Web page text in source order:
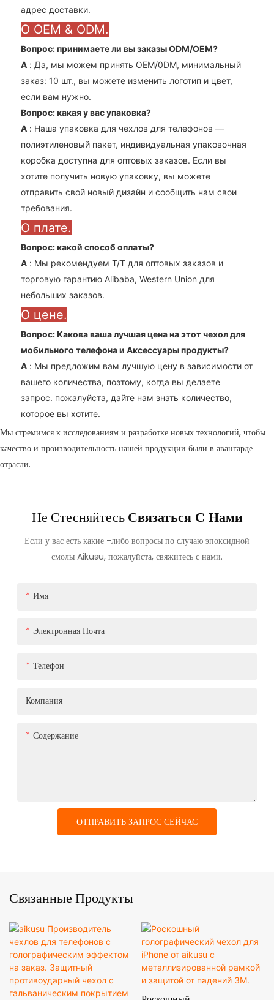
адрес доставки.
О OEM & ODM.
Вопрос: принимаете ли вы заказы ODM/OEM?
A : Да, мы можем принять OEM/0DM, минимальный
заказ: 10 шт., вы можете изменить логотип и цвет,
если вам нужно.
Вопрос: какая у вас упаковка?
A : Наша упаковка для чехлов для телефонов —
полиэтиленовый пакет, индивидуальная упаковочная
коробка доступна для оптовых заказов. Если вы
хотите получить новую упаковку, вы можете
отправить свой новый дизайн и сообщить нам свои
требования.
О плате.
Вопрос: какой способ оплаты?
A : Мы рекомендуем T/T для оптовых заказов и
торговую гарантию Alibaba, Western Union для
небольших заказов.
О цене.
Вопрос: Какова ваша лучшая цена на этот чехол для
мобильного телефона и Аксессуарыпродукты?
A : Мы предложим вам лучшую цену в зависимости от
вашего количества, поэтому, когда вы делаете
запрос. пожалуйста, дайте нам знать количество,
которое вы хотите.
Мы стремимся к исследованиям и разработке новых технологий, чтобы
качество и производительность нашей продукции были в авангарде
отрасли.
Не СтесняйтесьСвязаться С Нами
Если у вас есть какие -либо вопросы по случаю эпоксидной
смолы Aikusu, пожалуйста, свяжитесь с нами.
Имя
Электронная Почта
Телефон
Компания
Содержание
ОТПРАВИТЬ ЗАПРОС СЕЙЧАС
Связанные Продукты